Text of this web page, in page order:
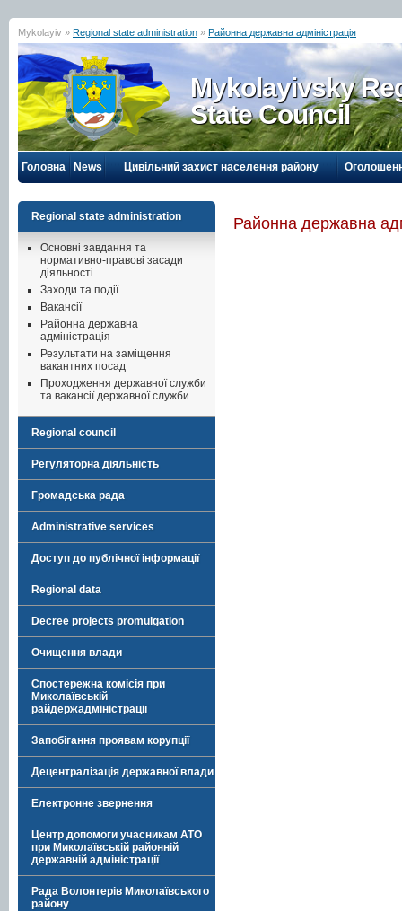
Mykolayiv » Regional state administration » Районна державна адміністрація
Mykolayivsky
State Council
Головна News Цивільний захист населення району
Regional state administration
Основні завдання та
нормативно-правові засади
діяльності
Заходи та події
Вакансії
Районна державна
адміністрація
Результати на заміщення
вакантних посад
Проходження державної служби
та вакансії державної служби
Regional council
Регуляторна діяльність
Громадська рада
Administrative services
Доступ до публічної інформації
Regional data
Decree projects promulgation
Очищення влади
Спостережна комісія при
Миколаївській
райдержадміністрації
Запобігання проявам корупції
Децентралізація державної влади
Електронне звернення
Центр допомоги учасникам АТО
при Миколаївській районній
державній адміністрації
Рада Волонтерів Миколаївського
району
Районна державна